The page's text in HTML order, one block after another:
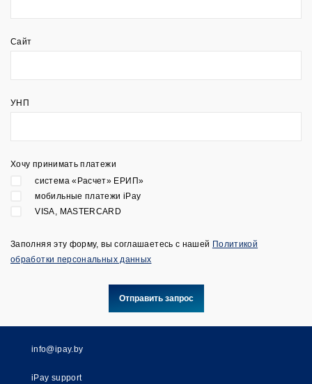
Сайт
УНП
Хочу принимать платежи
система «Расчет» ЕРИП»
мобильные платежи iPay
VISA, MASTERCARD
Заполняя эту форму, вы соглашаетесь с нашей Политикой
обработки персональных данных
Отправить запрос
info@ipay.by
iPay support